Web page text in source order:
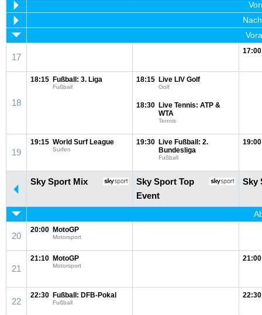
17
17:00
18
18:15 Fußball: 3. Liga
Fußball
18:15 Live LIV Golf
Golf
18:30 Live Tennis: ATP &
WTA
Tennis
19
19:15 World Surf League
Surfen
19:30 Live Fußball: 2.
Bundesliga
Fußball
19:00
Sky Sport Mix
Sky Sport Top
Event
Sky
20
20:00 MotoGP
Motorsport
21
21:10 MotoGP
Motorsport
21:00
22
22:30 Fußball: DFB-Pokal
Fußball
22:30